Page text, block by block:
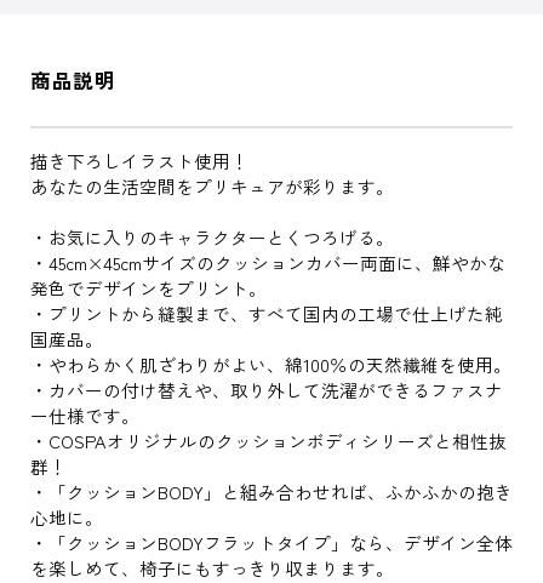
商品説明
描き下ろしイラスト使用！
あなたの生活空間をプリキュアが彩ります。
・お気に入りのキャラクターとくつろげる。
・45cm×45cmサイズのクッションカバー両面に、鮮やかな
発色でデザインをプリント。
・プリントから縫製まで、すべて国内の工場で仕上げた純
国産品。
・やわらかく肌ざわりがよい、綿100％の天然繊維を使用。
・カバーの付け替えや、取り外して洗濯ができるファスナ
ー仕様です。
・COSPAオリジナルのクッションボディシリーズと相性抜
群！
・「クッションBODY」と組み合わせれば、ふかふかの抱き
心地に。
・「クッションBODYフラットタイプ」なら、デザイン全体
を楽しめて、椅子にもすっきり収まります。